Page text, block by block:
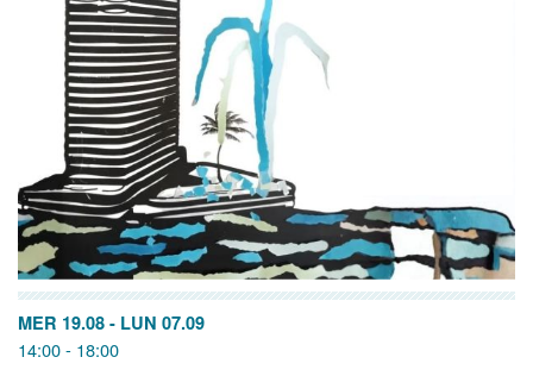
MER 19.08 - LUN 07.09
14:00 - 18:00